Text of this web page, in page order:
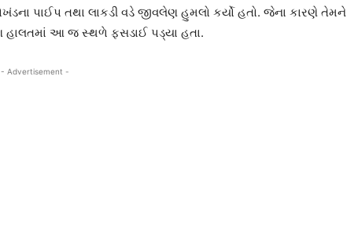
પાઈપ તથા લાકડી વડે જીવલેણ હુમલો કર્યો હતો. જેના કારણે તેમને
હાલતમાં આ જ સ્થળે ફસડાઈ પડ્યા હતા.
- Advertisement -